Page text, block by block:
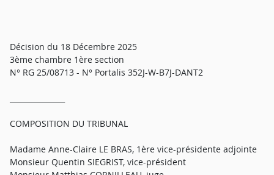
Décision du 18 Décembre 2025
3ème chambre 1ère section
N° RG 25/08713 - N° Portalis 352J-W-B7J-DANT2
COMPOSITION DU TRIBUNAL
Madame Anne-Claire LE BRAS, 1ère vice-présidente adjointe
Monsieur Quentin SIEGRIST, vice-président